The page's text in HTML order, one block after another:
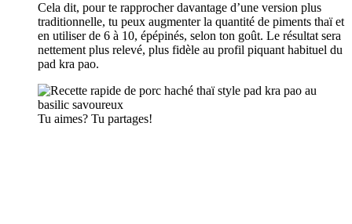
Cela dit, pour te rapprocher davantage d’une version plus
traditionnelle, tu peux augmenter la quantité de piments thaï et
en utiliser de 6 à 10, épépinés, selon ton goût. Le résultat sera
nettement plus relevé, plus fidèle au profil piquant habituel du
pad kra pao.
Tu aimes? Tu partages!